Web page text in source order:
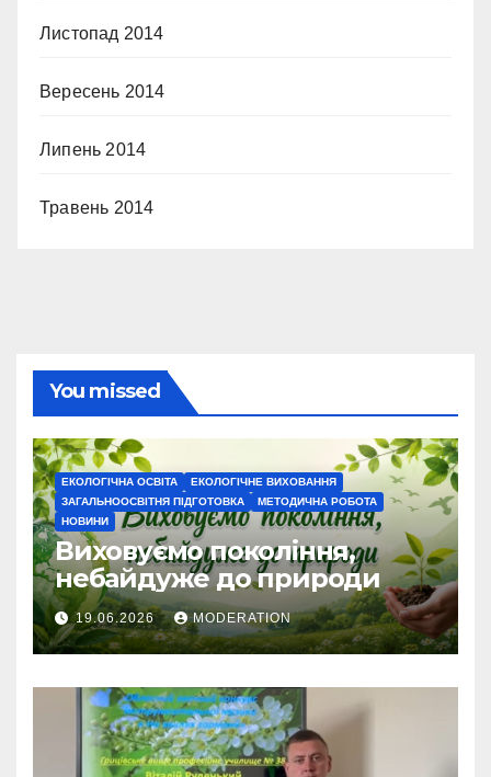
Листопад 2014
Вересень 2014
Липень 2014
Травень 2014
You missed
ЕКОЛОГІЧНА ОСВІТА
ЕКОЛОГІЧНЕ ВИХОВАННЯ
ЗАГАЛЬНООСВІТНЯ ПІДГОТОВКА
МЕТОДИЧНА РОБОТА
НОВИНИ
Виховуємо покоління,
небайдуже до природи
19.06.2026 MODERATION